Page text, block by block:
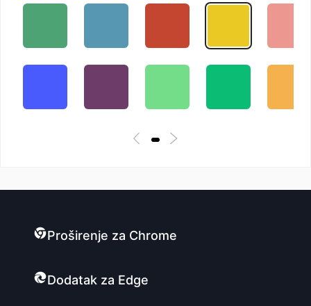
Proširenje za Chrome
Dodatak za Edge